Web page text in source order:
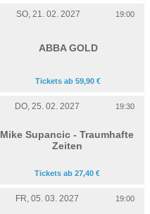
SO, 21. 02. 2027 19:00
ABBA GOLD
Tickets ab 59,90 €
DO, 25. 02. 2027 19:30
Mike Supancic - Traumhafte
Zeiten
Tickets ab 27,40 €
FR, 05. 03. 2027 19:00